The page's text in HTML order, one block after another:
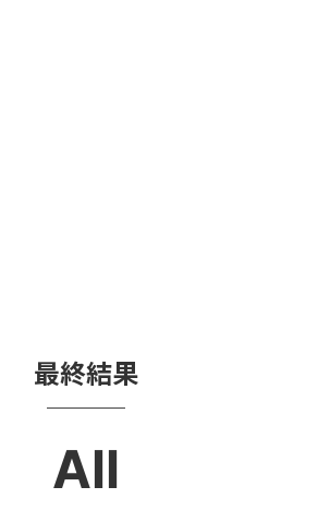
最終結果
All